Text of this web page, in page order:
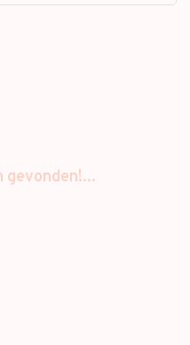
gevonden!...